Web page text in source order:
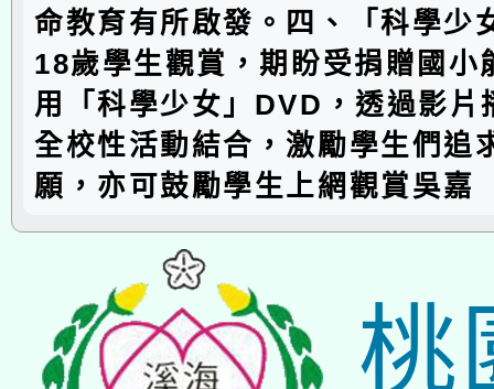
命教育有所啟發。四、「科學少
18歲學生觀賞，期盼受捐贈國小
用「科學少女」DVD，透過影片
全校性活動結合，激勵學生們追
願，亦可鼓勵學生上網觀賞吳嘉
桃